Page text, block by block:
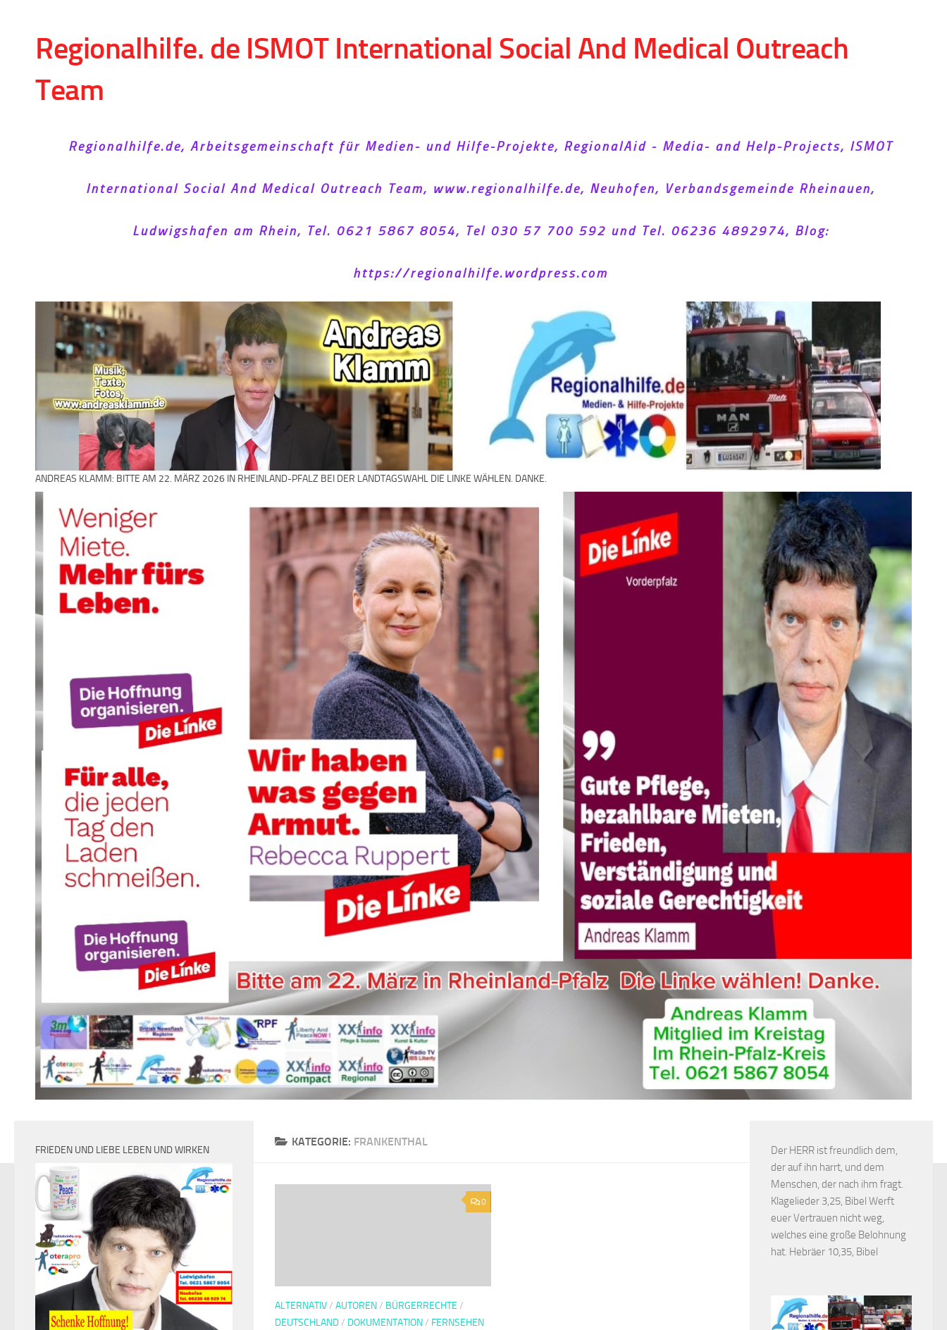
Regionalhilfe. de ISMOT International Social And Medical Outreach
Team
Regionalhilfe.de, Arbeitsgemeinschaft für Medien- und Hilfe-Projekte, RegionalAid - Media- and Help-Projects, ISMOT
International Social And Medical Outreach Team, www.regionalhilfe.de, Neuhofen, Verbandsgemeinde Rheinauen,
Ludwigshafen am Rhein, Tel. 0621 5867 8054, Tel 030 57 700 592 und Tel. 06236 4892974, Blog:
https://regionalhilfe.wordpress.com
ANDREAS KLAMM: BITTE AM 22. MÄRZ 2026 IN RHEINLAND-PFALZ BEI DER LANDTAGSWAHL DIE LINKE WÄHLEN. DANKE.
KATEGORIE: FRANKENTHAL
0
ALTERNATIV/ AUTOREN/ BÜRGERRECHTE /
DEUTSCHLAND/ DOKUMENTATION/ FERNSEHEN
FRIEDEN UND LIEBE LEBEN UND WIRKEN
Der HERR ist freundlich dem,
der auf ihn harrt, und dem
Menschen, der nach ihm fragt.
Klagelieder 3,25, Bibel Werft
euer Vertrauen nicht weg,
welches eine große Belohnung
hat. Hebräer 10,35, Bibel